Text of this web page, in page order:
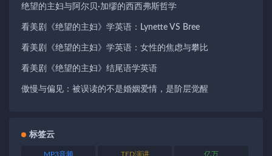
绝望的主妇与阿尔贝·加缪的西西弗斯哲学
看美剧《绝望的主妇》学英语：Lynette VS Bree
看美剧《绝望的主妇》学英语：女性的焦虑与攀比
看美剧《绝望的主妇》结尾语学英语
傲慢与偏见：被误读的不是婚姻爱情，是阶层觉醒
标签云
MP3音频 TED演讲 亿万